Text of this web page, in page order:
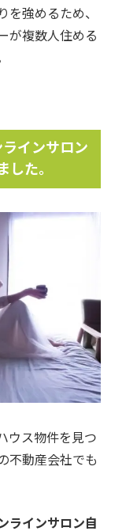
を強めるため、
が複数人住める
インサロン
した。
ウス物件を見つ
不動産会社でも
ラインサロン自